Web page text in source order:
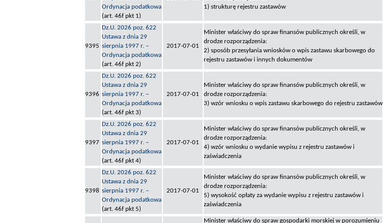
Ordynacja podatkowa
(art. 46f pkt 1)
1) strukturę rejestru zastawów
9395
Dz.U. 2026 poz. 622
Ustawa z dnia 29
sierpnia 1997 r. –
Ordynacja podatkowa
(art. 46f pkt 2)
2017-07-01
Minister właściwy do spraw finansów publicznych określi, w
drodze rozporządzenia:
2) sposób przesyłania wniosków o wpis zastawu skarbowego do
rejestru zastawów i innych dokumentów
9396
Dz.U. 2026 poz. 622
Ustawa z dnia 29
sierpnia 1997 r. –
Ordynacja podatkowa
(art. 46f pkt 3)
2017-07-01
Minister właściwy do spraw finansów publicznych określi, w
drodze rozporządzenia:
3) wzór wniosku o wpis zastawu skarbowego do rejestru zastawów
9397
Dz.U. 2026 poz. 622
Ustawa z dnia 29
sierpnia 1997 r. –
Ordynacja podatkowa
(art. 46f pkt 4)
2017-07-01
Minister właściwy do spraw finansów publicznych określi, w
drodze rozporządzenia:
4) wzór wniosku o wydanie wypisu z rejestru zastawów i
zaświadczenia
9398
Dz.U. 2026 poz. 622
Ustawa z dnia 29
sierpnia 1997 r. –
Ordynacja podatkowa
(art. 46f pkt 5)
2017-07-01
Minister właściwy do spraw finansów publicznych określi, w
drodze rozporządzenia:
5) wysokość opłaty za wydanie wypisu z rejestru zastawów i
zaświadczenia
Minister właściwy do spraw gospodarki morskiej w porozumieniu